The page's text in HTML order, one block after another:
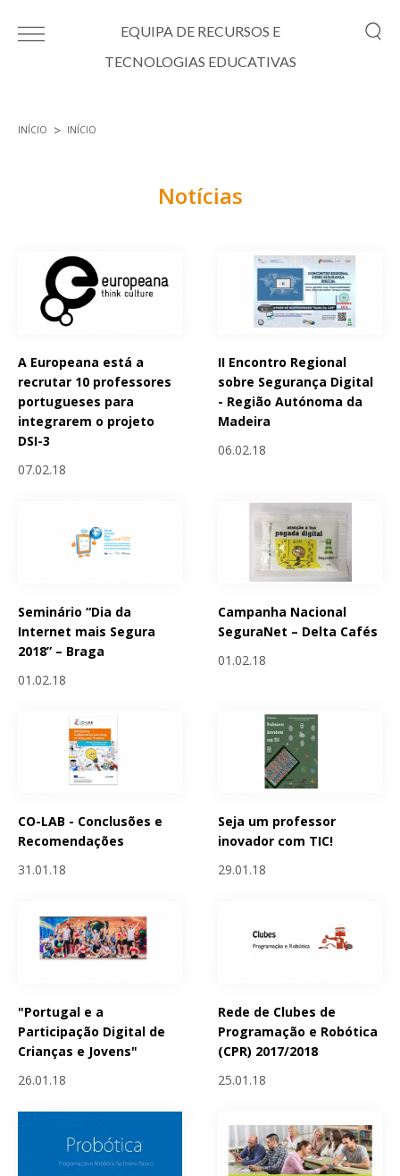
EQUIPA DE RECURSOS E
TECNOLOGIAS EDUCATIVAS
INÍCIO INÍCIO
Notícias
A Europeana está a
recrutar 10 professores
portugueses para
integrarem o projeto
DSI-3
07.02.18
II Encontro Regional
sobre Segurança Digital
- Região Autónoma da
Madeira
06.02.18
Seminário “Dia da
Internet mais Segura
2018” – Braga
01.02.18
Campanha Nacional
SeguraNet – Delta Cafés
01.02.18
CO-LAB - Conclusões e
Recomendações
31.01.18
Seja um professor
inovador com TIC!
29.01.18
"Portugal e a
Participação Digital de
Crianças e Jovens"
26.01.18
Rede de Clubes de
Programação e Robótica
(CPR) 2017/2018
25.01.18
Páginas